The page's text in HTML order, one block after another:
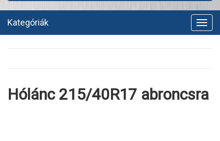
Kategóriák
Hólánc 215/40R17 abroncsra